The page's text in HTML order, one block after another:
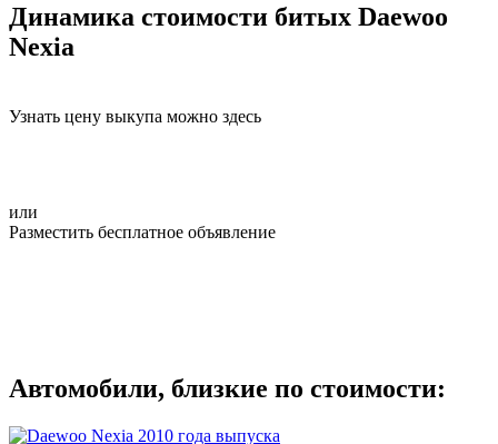
Динамика стоимости битых Daewoo
Nexia
Узнать цену выкупа можно здесь
или
Разместить бесплатное объявление
Автомобили, близкие по стоимости: